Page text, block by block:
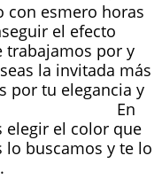
con esmero horas
el efecto
trabajamos por y
la invitada más
por tu elegancia y
En
elegir el color que
lo buscamos y te lo